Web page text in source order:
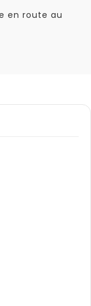
en route au